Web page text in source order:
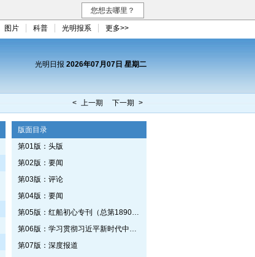
您想去哪里？
图片 科普 光明报系 更多>>
光明日报 2026年07月07日 星期二
< 上一期 下一期 >
版面目录
第01版：头版
第02版：要闻
第03版：评论
第04版：要闻
第05版：红船初心专刊（总第1890期）
第06版：学习贯彻习近平新时代中国特色社会主义思想专刊
第07版：深度报道